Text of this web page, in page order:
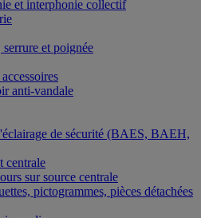
et interphonie collectif
et poignée
anti-vandale
de sécurité (BAES, BAEH,
centrale
sur source centrale
pictogrammes, pièces détachées